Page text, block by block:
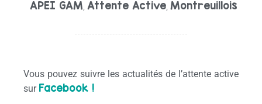
APEI GAM Attente Active, Montreuillois
Vous pouvez suivre les actualités de l’attente active
sur Facebook !